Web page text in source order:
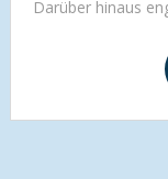
Darüber hinaus